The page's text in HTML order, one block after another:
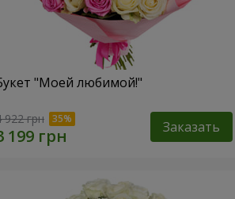
"Моей любимой!"
922 грн Заказать